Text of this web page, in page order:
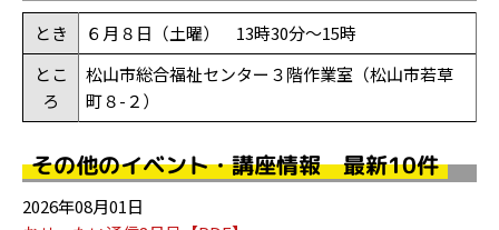
とき
６月８日（土曜） 13時30分～15時
とこ
ろ
松山市総合福祉センター３階作業室（松山市若草
町８-２）
その他のイベント・講座情報 最新10件
2026年08月01日